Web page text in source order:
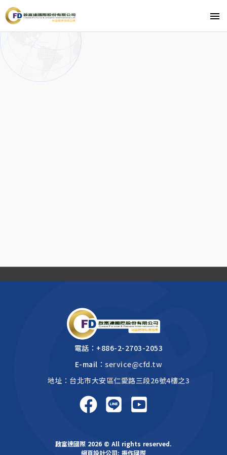
電話： +886-2-2703-2053
E-mail：service@cfd.tw
地址：台北市大安區仁愛路三段26號4樓之3
啟富達國際 2026 © All rights reserved.
網頁設計公司: 振作國際